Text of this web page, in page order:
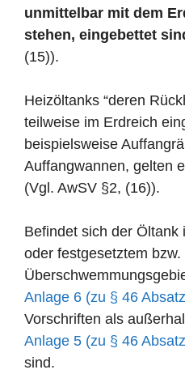
unmittelbar mit dem
stehen, eingebettet
(15)).
Heizöltanks “deren
teilweise im Erdreich
beispielsweise
Auffangwannen, gelten
(Vgl. AwSV §2, (16)).
Befindet sich der
oder festgesetztem
Anlage 6 (zu § 46
Vorschriften als
Anlage 5 (zu § 46
sind.